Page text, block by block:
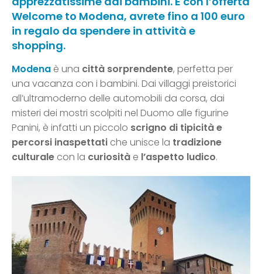
Welcome to Modena, avrete fino a 100 euro
in regalo da spendere in attività e
shopping.
Modena è una città sorprendente, perfetta per
una vacanza con i bambini. Dai villaggi preistorici
all’ultramoderno delle automobili da corsa, dai
misteri dei mostri scolpiti nel Duomo alle figurine
Panini, è infatti un piccolo scrigno di tipicità e
percorsi inaspettati che unisce la tradizione
culturale con la curiosità e l’aspetto ludico.